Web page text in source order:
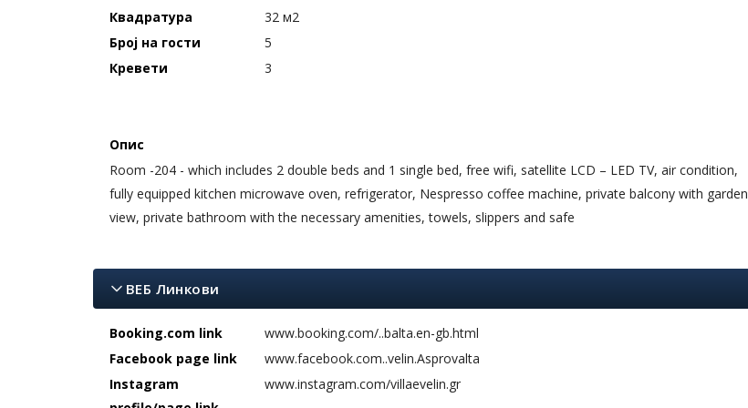
Квадратура
32 м2
Број на гости
5
Кревети
3
Опис
Room -204 - which includes 2 double beds and 1 single bed, free wifi, satellite LCD – LED TV, air condition,
fully equipped kitchen microwave oven, refrigerator, Nespresso coffee machine, private balcony with garden
view, private bathroom with the necessary amenities, towels, slippers and safe
ВЕБ Линкови
Booking.com link
www.booking.com/..balta.en-gb.html
Facebook page link
www.facebook.com..velin.Asprovalta
Instagram
www.instagram.com/villaevelin.gr